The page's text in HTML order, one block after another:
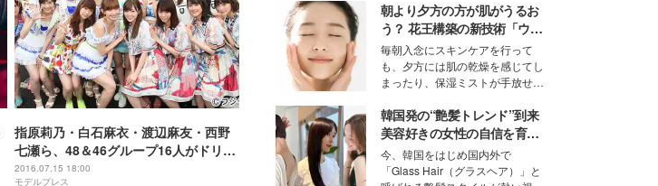
指原莉乃・白石麻衣・渡辺麻友・西野
七瀬ら、48＆46グループ16人がドリー
ムチーム結成
2016.07.15 18:00
モデルプレス
朝より夕方の方が肌がうるお
う？ 花王構築の新技術「ウォ
ーターキャプチャリングスキ
ン（捕水肌）」がスキンケア
の常識を変える予感
毎朝入念にスキンケアを行って
も、夕方には肌の乾燥を感じてし
まったり、保湿ミストが手放せな
な美容の常識を大きく変える可能
性を秘めた、革新的な「Water
Capturing Skin（ウォーターキャ
プチャリングスキン：捕水肌）」
技術を、花王が構築した。
韓国発の“艶髪トレンド”到来
美容好きの女性の自信を育む
「ヘアケア事情」って？
今、韓国をはじめ国内外で
「Glass Hair（グラスヘア）」と